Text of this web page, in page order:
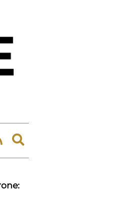
Expand
search